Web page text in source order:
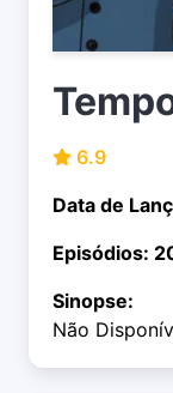
6.9
Data de
Episódios:
Sinopse:
Não